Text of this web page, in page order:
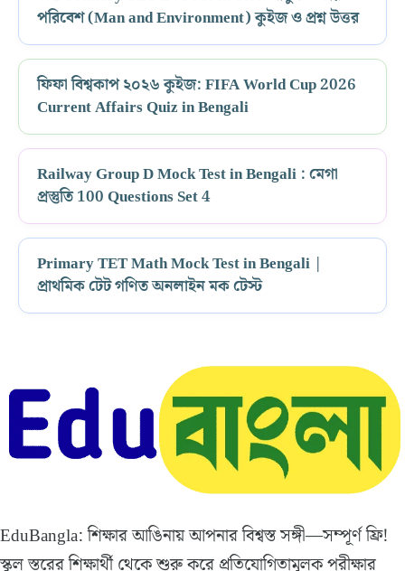
পরিবেশ (Man and Environment) কুইজ ও প্রশ্ন উত্তর
ফিফা বিশ্বকাপ ২০২৬ কুইজ: FIFA World Cup 2026
Current Affairs Quiz in Bengali
Railway Group D Mock Test in Bengali : মেগা
প্রস্তুতি 100 Questions Set 4
Primary TET Math Mock Test in Bengali |
প্রাথমিক টেট গণিত অনলাইন মক টেস্ট
EduBangla: শিক্ষার আঙিনায় আপনার বিশ্বস্ত সঙ্গী—সম্পূর্ণ ফ্রি!
স্কুল স্তরের শিক্ষার্থী থেকে শুরু করে প্রতিযোগিতামূলক পরীক্ষার